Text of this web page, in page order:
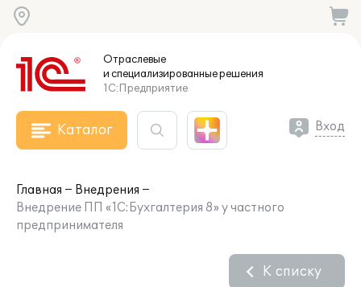
Отраслевые
и специализированныерешения
1С:Предприятие
Каталог Вход
Главная
Внедрения
Внедрение ПП «1С:Бухгалтерия 8» у частного
предпринимателя
К списку